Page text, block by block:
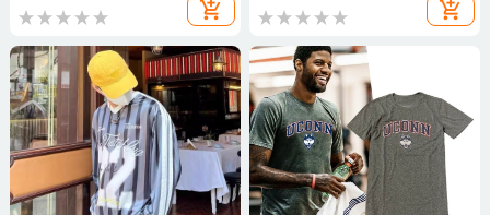
add_shopping_cart add_shopping_cart